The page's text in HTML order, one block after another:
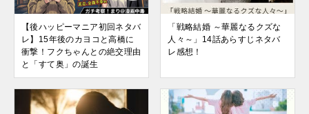
【後ハッピーマニア初回ネタバ
レ】15年後のカヨコと高橋に
衝撃！フクちゃんとの絶交理由
と「すて奥」の誕生
「戦略結婚 ～華麗なるクズな
人々～」14話あらすじネタバ
レ感想！